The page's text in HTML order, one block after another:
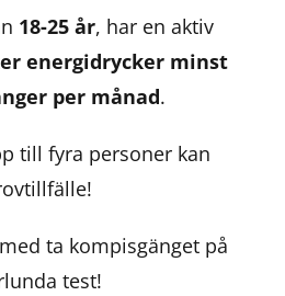
18-25 år, har en aktiv
energidrycker minst
per månad.
till fyra personer kan
ta kompisgänget på
test!